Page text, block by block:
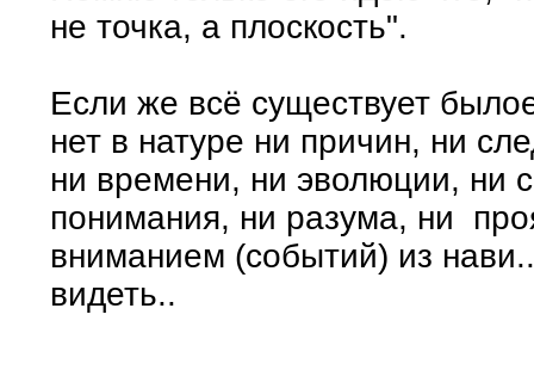
не точка, а плоскость".
Если же всё существует
нет в натуре ни причин, ни
ни времени, ни эволюции, ни
понимания, ни разума, ни
вниманием (событий) из
видеть..